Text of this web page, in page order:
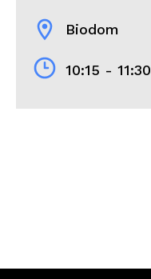
location_on Biodom
10:15 - 11:30